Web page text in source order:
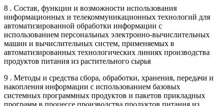
8 . Состав, функции и возможности использования
информационных и телекоммуникационных технологий для
автоматизированной обработки информации с
использованием персональных электронно-вычислительных
машин и вычислительных систем, применяемых в
автоматизированных технологических линиях производства
продуктов питания из растительного сырья
9 . Методы и средства сбора, обработки, хранения, передачи и
накопления информации с использованием базовых
системных программных продуктов и пакетов прикладных
программ в процессе производства продуктов питания из